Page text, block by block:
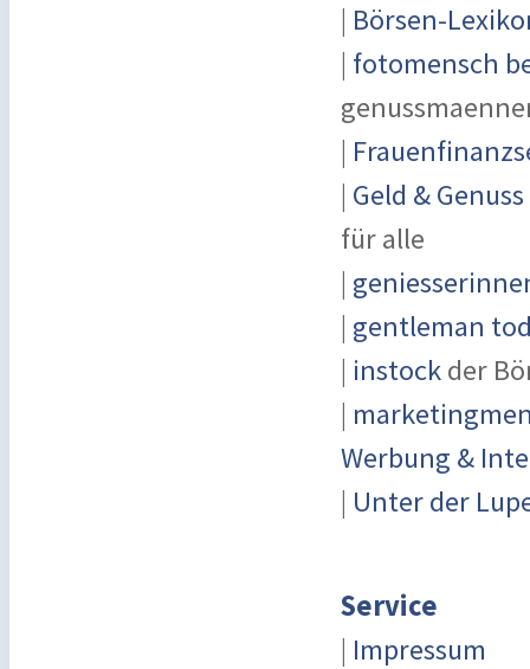
| Börsen-
| fotomensch
|
| Geld & Genuss
für alle
|
| gentleman
| instockder
|
Werbung &
| Unter der
Service
| Impressum